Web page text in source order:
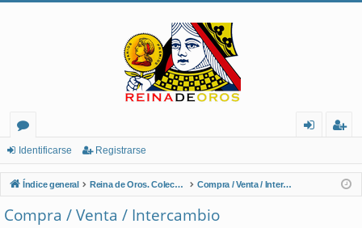
or
os
nt
ifi
ist
ra
Identificarse Registrarse
Índice general Reina de Oros. Coleccionistas de Naipes. Compra / Venta / Intercambio
Compra / Venta / Intercambio